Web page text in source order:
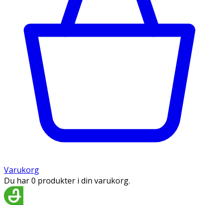
Varukorg
Du har 0 produkter i din varukorg.